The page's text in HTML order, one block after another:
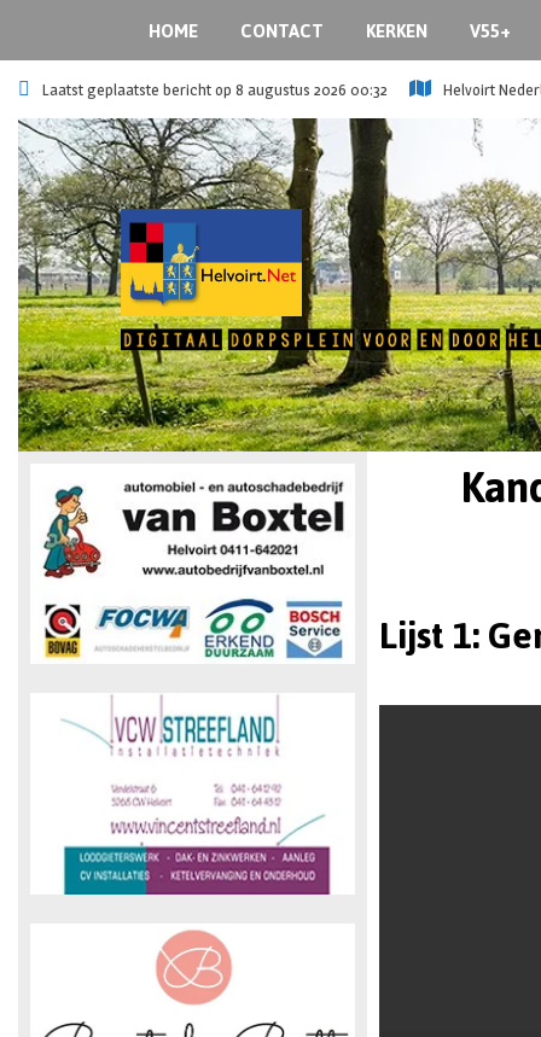
HOME CONTACT KERKEN V55+
Laatst geplaatste bericht op 8 augustus 2026 00:32 Helvoirt
Lijst 1: